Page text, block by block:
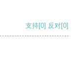
支持[0] 反对[0]